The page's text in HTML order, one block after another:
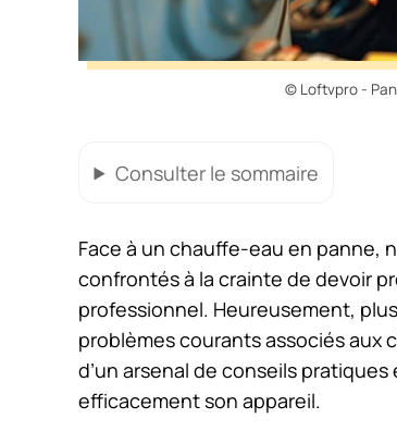
© Loftvpro -
Consulter le sommaire
Face à un chauffe-eau en panne,
confrontés à la crainte de devoir
professionnel. Heureusement,
problèmes courants associés aux
d’un arsenal de conseils
efficacement son appareil.